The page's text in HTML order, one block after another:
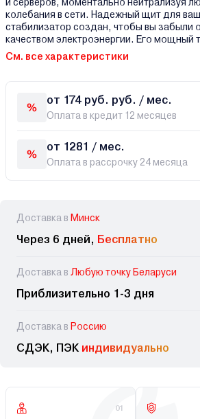
колебания в сети. Надежный щит для
стабилизатор создан, чтобы вы забыли
качеством электроэнергии. Его мощный
См. все характеристики
от 174 руб. руб. / мес.
Оплата в кредит 12 месяцев
от 1281 / мес.
Оплата в рассрочку 24 месяца
Доставка в Минск
Через 6 дней, Бесплатно
Доставка в Любую точку Беларуси
Приблизительно 1-3 дня
Доставка в Россию
СДЭК, ПЭК индивидуально
01